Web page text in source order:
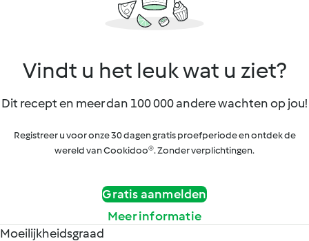
Vindt u het leuk wat u ziet?
Dit recept en meer dan 100 000 andere wachten op jou!
Registreer u voor onze 30 dagen gratis proefperiode en ontdek de
wereld van Cookidoo®. Zonder verplichtingen.
Gratis aanmelden
Meer informatie
Moeilijkheidsgraad